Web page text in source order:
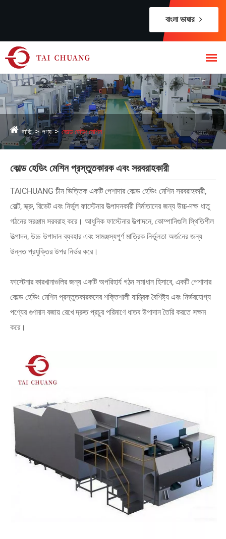
বাংলা ভাষার
বাড়ি পণ্য কোল্ড হেডিং মেশিন
কোল্ড হেডিং মেশিন প্রস্তুতকারক এবং সরবরাহকারী
TAICHUANG চীন ভিত্তিক একটি পেশাদার কোল্ড হেডিং মেশিন সরবরাহকারী,
বোল্ট, স্ক্রু, রিভেট এবং নির্ভুল ফাস্টেনার উত্পাদনকারী নির্মাতাদের জন্য উচ্চ-দক্ষ ধাতু
গঠনের সরঞ্জাম সরবরাহ করে। আধুনিক ফাস্টেনার উত্পাদনে, কোম্পানিগুলি স্থিতিশীল
উত্পাদন, উচ্চ উপাদান ব্যবহার এবং সামঞ্জস্যপূর্ণ মাত্রিক নির্ভুলতা অর্জনের জন্য
উন্নত প্রযুক্তির উপর নির্ভর করে।
ফাস্টেনার কারখানাগুলির জন্য একটি অপরিহার্য গঠন সমাধান হিসাবে, একটি পেশাদার
কোল্ড হেডিং মেশিন প্রস্তুতকারকদের শক্তিশালী যান্ত্রিক বৈশিষ্ট্য এবং নির্ভরযোগ্য
পণ্যের গুণমান বজায় রেখে দ্রুত প্রচুর পরিমাণে ধাতব উপাদান তৈরি করতে সক্ষম
করে।